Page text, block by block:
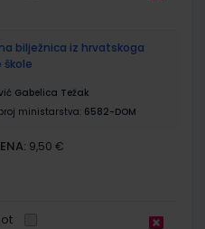
bilježnica iz hrvatskoga
škole
Gabelica Težak
ministarstva: 6582-DOM
9,50 €